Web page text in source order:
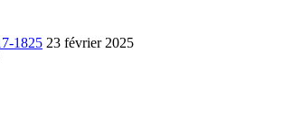
1825 23 février 2025